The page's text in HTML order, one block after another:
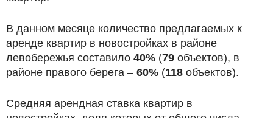
В данном месяце количество предлагаемых к
аренде квартир в новостройках в районе
левобережья составило 40% (79 объектов), в
районе правого берега – 60% (118 объектов).
Средняя арендная ставка квартир в